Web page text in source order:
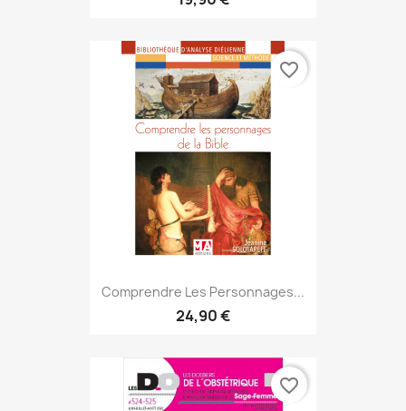
Comprendre Les Personnages...
24,90 €
favorite_border
favorite_border